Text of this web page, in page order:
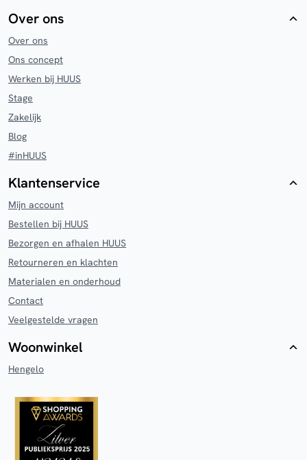
Over ons
Over ons
Ons concept
Werken bij HUUS
Stage
Zakelijk
Blog
#inHUUS
Klantenservice
Mijn account
Bestellen bij HUUS
Bezorgen en afhalen HUUS
Retourneren en klachten
Materialen en onderhoud
Contact
Veelgestelde vragen
Woonwinkel
Hengelo